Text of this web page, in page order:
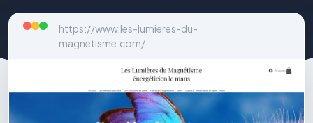
https://www.les-lumieres-du-
magnetisme.com/